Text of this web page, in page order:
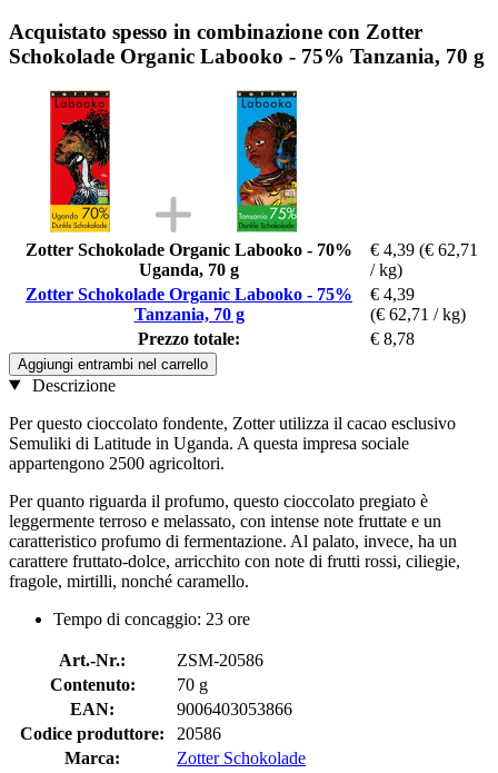
Acquistato spesso in combinazione con Zotter
Schokolade Organic Labooko - 75% Tanzania, 70 g
Zotter Schokolade Organic Labooko - 70%
Uganda, 70 g
€ 4,39 (€ 62,71
/ kg)
Zotter Schokolade Organic Labooko - 75%
Tanzania, 70 g
€ 4,39
(€ 62,71 / kg)
Prezzo totale:
€ 8,78
Aggiungi entrambi nel carrello
Descrizione
Per questo cioccolato fondente, Zotter utilizza il cacao esclusivo
Semuliki di Latitude in Uganda. A questa impresa sociale
appartengono 2500 agricoltori.
Per quanto riguarda il profumo, questo cioccolato pregiato è
leggermente terroso e melassato, con intense note fruttate e un
caratteristico profumo di fermentazione. Al palato, invece, ha un
carattere fruttato-dolce, arricchito con note di frutti rossi, ciliegie,
fragole, mirtilli, nonché caramello.
Tempo di concaggio: 23 ore
Art.-Nr.:
ZSM-20586
Contenuto:
70 g
EAN:
9006403053866
Codice produttore:
20586
Marca:
Zotter Schokolade